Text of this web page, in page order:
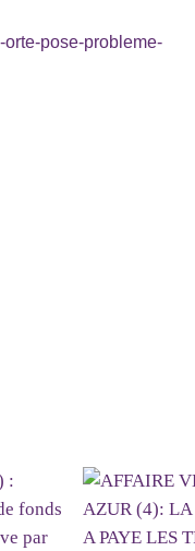
pose-probleme-